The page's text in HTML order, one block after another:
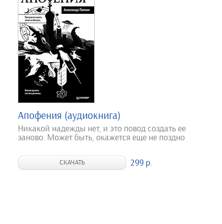
Апофения (аудиокнига)
Никакой надежды нет, и это повод создать ее
заново. Может быть, окажется еще не поздно
СКАЧАТЬ 299 р.